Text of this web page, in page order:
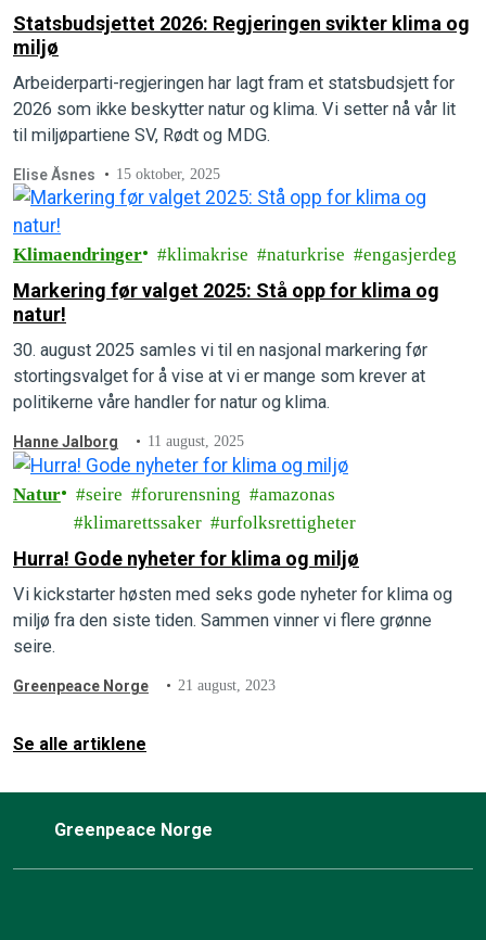
Statsbudsjettet 2026: Regjeringen svikter klima og
miljø
Arbeiderparti-regjeringen har lagt fram et statsbudsjett for
2026 som ikke beskytter natur og klima. Vi setter nå vår lit
til miljøpartiene SV, Rødt og MDG.
Elise Åsnes 15 oktober, 2025
Klimaendringer klimakrise naturkrise engasjerdeg
Markering før valget 2025: Stå opp for klima og
natur!
30. august 2025 samles vi til en nasjonal markering før
stortingsvalget for å vise at vi er mange som krever at
politikerne våre handler for natur og klima.
Hanne Jalborg 11 august, 2025
Natur seire forurensning
amazonas
klimarettssaker
urfolksrettigheter
Hurra! Gode nyheter for klima og miljø
Vi kickstarter høsten med seks gode nyheter for klima og
miljø fra den siste tiden. Sammen vinner vi flere grønne
seire.
Greenpeace Norge 21 august, 2023
Se alle artiklene
Greenpeace Norge